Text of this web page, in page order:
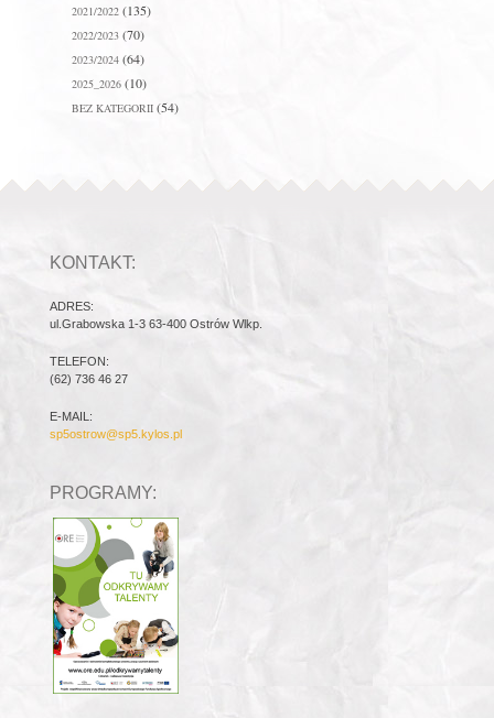
2021/2022(135)
2022/2023(70)
2023/2024(64)
2025_2026(10)
BEZ KATEGORII(54)
KONTAKT:
ADRES:
ul.Grabowska 1-3 63-400 Ostrów Wlkp.
TELEFON:
(62) 736 46 27
E-MAIL:
sp5ostrow@sp5.kylos.pl
PROGRAMY: